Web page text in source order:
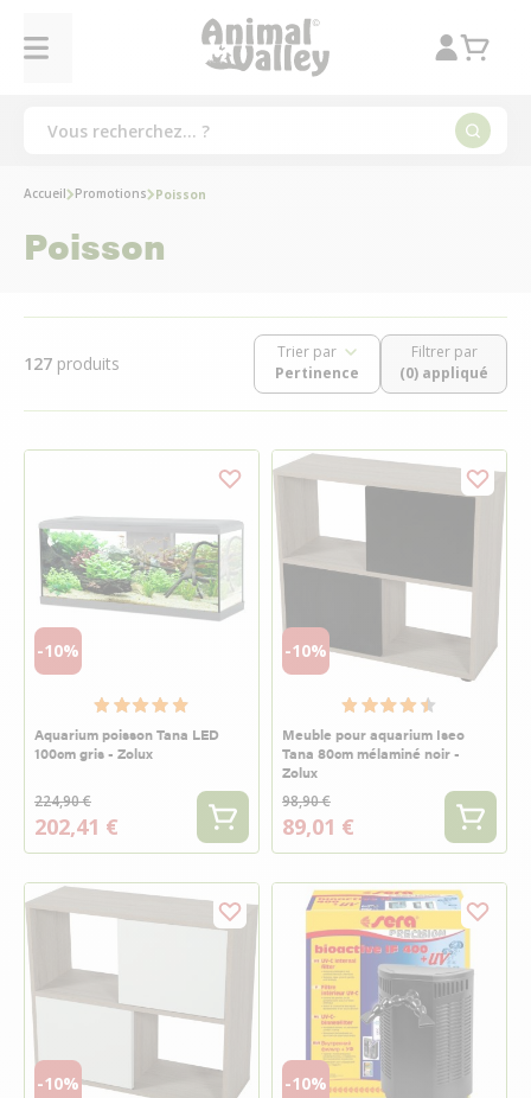
Accueil Promotions Poisson
Poisson
127 produits
Trier par
Filtrer par
(0) appliqué
-10%
Aquarium poisson Tana LED
100cm gris - Zolux
224,90 €
202,41 €
-10%
Meuble pour aquarium Iseo
Tana 80cm mélaminé noir -
Zolux
98,90 €
89,01 €
-10% -10%